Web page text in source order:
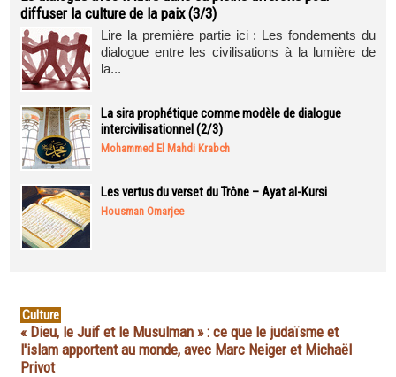
diffuser la culture de la paix (3/3)
Lire la première partie ici : Les fondements du
dialogue entre les civilisations à la lumière de
la...
La sira prophétique comme modèle de dialogue
intercivilisationnel (2/3)
Mohammed El Mahdi Krabch
Les vertus du verset du Trône – Ayat al-Kursi
Housman Omarjee
Culture
« Dieu, le Juif et le Musulman » : ce que le judaïsme et
l'islam apportent au monde, avec Marc Neiger et Michaël
Privot